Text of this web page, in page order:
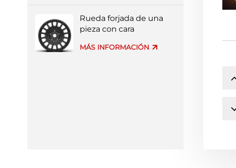
Rueda forjada de una
pieza con cara
MÁS INFORMACIÓN